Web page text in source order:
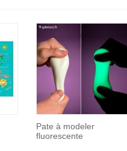
Pate à modeler
fluorescente